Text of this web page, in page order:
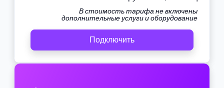
В стоимость тарифа не включены
дополнительные услуги и оборудование
Подключить